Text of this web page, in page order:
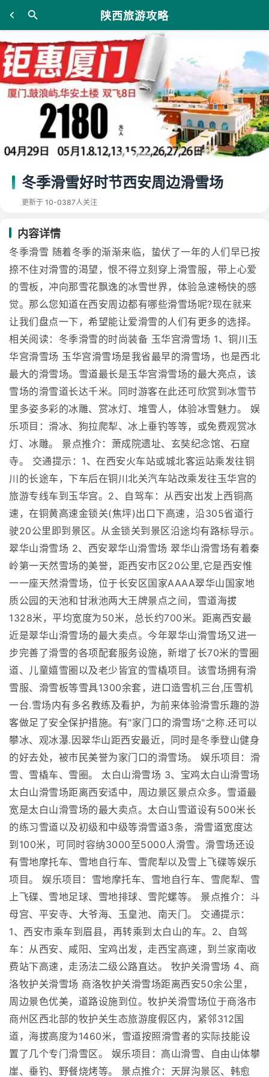
陕西旅游攻略
冬季滑雪好时节西安周边滑雪场
更新于 10-0387人关注
内容详情
冬季滑雪 随着冬季的渐渐来临，蛰伏了一年的人们早已按
捺不住对滑雪的渴望，恨不得立刻穿上滑雪服，带上心爱
的雪板，冲向那雪花飘逸的冰雪世界，体验急速畅快的感
觉。那么您知道在西安周边都有哪些滑雪场呢?现在就来
让我们盘点一下，希望能让爱滑雪的人们有更多的选择。
相关阅读：冬季滑雪的时尚装备 玉华宫滑雪场 1、铜川玉
华宫滑雪场 玉华宫滑雪场是我省最早的滑雪场，也是西北
最大的滑雪场。雪道最长是玉华宫滑雪场的最大亮点，该
雪场的滑雪道长达千米。同时游客在此还可欣赏到冰雪节
里多姿多彩的冰雕、赏冰灯、堆雪人，体验冰雪魅力。 娱
乐项目：滑冰、狗拉爬犁、冰上垂钓等等，或免费观赏冰
灯、冰雕。 景点推介：萧成院遗址、玄奘纪念馆、石窟
寺。 交通提示：1、在西安火车站或城北客运站乘发往铜
川的长途车，下车后在铜川北关汽车站改乘发往玉华宫的
旅游专线车到玉华宫。2、自驾车：从西安出发上西铜高
速，在铜黄高速金锁关(焦坪)出口下高速，沿305省道行
驶20公里即到景区。从金锁关到景区沿途均有路标导示。
翠华山滑雪场 2、西安翠华山滑雪场 翠华山滑雪场有着秦
岭第一天然雪场的美誉，距西安市区20公里,它是西安惟
一一座天然滑雪场，位于长安区国家AAAA翠华山国家地
质公园的天池和甘湫池两大王牌景点之间，雪道海拔
1328米，平均宽度为50米，总长约700米。距离西安最
近是翠华山滑雪场的最大卖点。今年翠华山滑雪场又进一
步完善了滑雪的各项配套服务设施，新增了长70米的雪圈
道、儿童嬉雪圈以及老少皆宜的雪橇项目。该雪场拥有滑
雪服、滑雪板等雪具1300余套，进口造雪机三台,压雪机
一台.雪场内有多名教练及看护，为前来体验滑雪乐趣的游
客做足了安全保护措施。有"家门口的滑雪场"之称.还可以
攀冰、观冰瀑.因翠华山距西安最近，同时是冬季登山健身
的好去处，被市民美誉为家门口的滑雪场。 娱乐项目：滑
雪、雪橇车、雪圈。 太白山滑雪场 3、宝鸡太白山滑雪场
太白山滑雪场距离西安适中，周边景区景点众多。雪道最
宽是太白山滑雪场的最大卖点。太白山雪道设有500米长
的练习雪道以及初级和中级等滑雪道3条，滑雪道宽度达
到100米，可同时容纳3000至5000人滑雪。滑雪场还设
有雪地摩托车、雪地自行车、雪爬犁以及雪上飞碟等娱乐
项目。 娱乐项目：雪地摩托车、雪地自行车、雪爬犁、雪
上飞碟、雪地足球、雪地排球、雪陀螺等。 景点推介：斗
母宫、平安寺、大爷海、玉皇池、南天门。 交通提示：
1、西安市乘车到眉县，再转乘到太白山的车。2、自驾
车：从西安、咸阳、宝鸡出发，走西宝高速，到兰家南收
费站下高速，走汤法二级公路直达。 牧护关滑雪场 4、商
洛牧护关滑雪场 商洛牧护关滑雪场距离西安50余公里，
周边景色优美，道路设施到位。牧护关滑雪场位于商洛市
商州区西北部的牧护关生态旅游度假区内，紧邻312国
道，海拔高度为1460米，雪道按照滑雪者的实际技能设
置了几个专门滑雪区。 娱乐项目：高山滑雪、自由山体攀
崖、垂钓、野餐烧烤等。 景点推介：天屏沟景区、韩愈